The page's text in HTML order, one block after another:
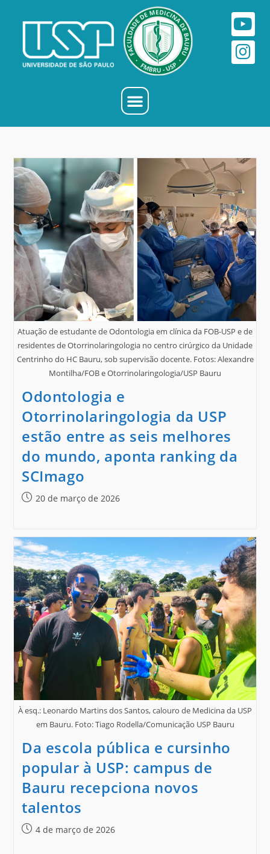
Atuação de estudante de Odontologia em clínica da FOB-USP e de
residentes de Otorrinolaringologia no centro cirúrgico da Unidade
Centrinho do HC Bauru, sob supervisão docente. Fotos: Alexandre
Montilha/FOB e Otorrinolaringologia/USP Bauru
Odontologia e
Otorrinolaringologia da USP
estão entre as seis melhores
do mundo, aponta ranking da
SCImago
20 de março de 2026
À esq.: Leonardo Martins dos Santos, calouro de Medicina da USP
em Bauru. Foto: Tiago Rodella/Comunicação USP Bauru
Da escola pública e cursinho
popular à USP: campus de
Bauru recepciona novos
talentos
4 de março de 2026